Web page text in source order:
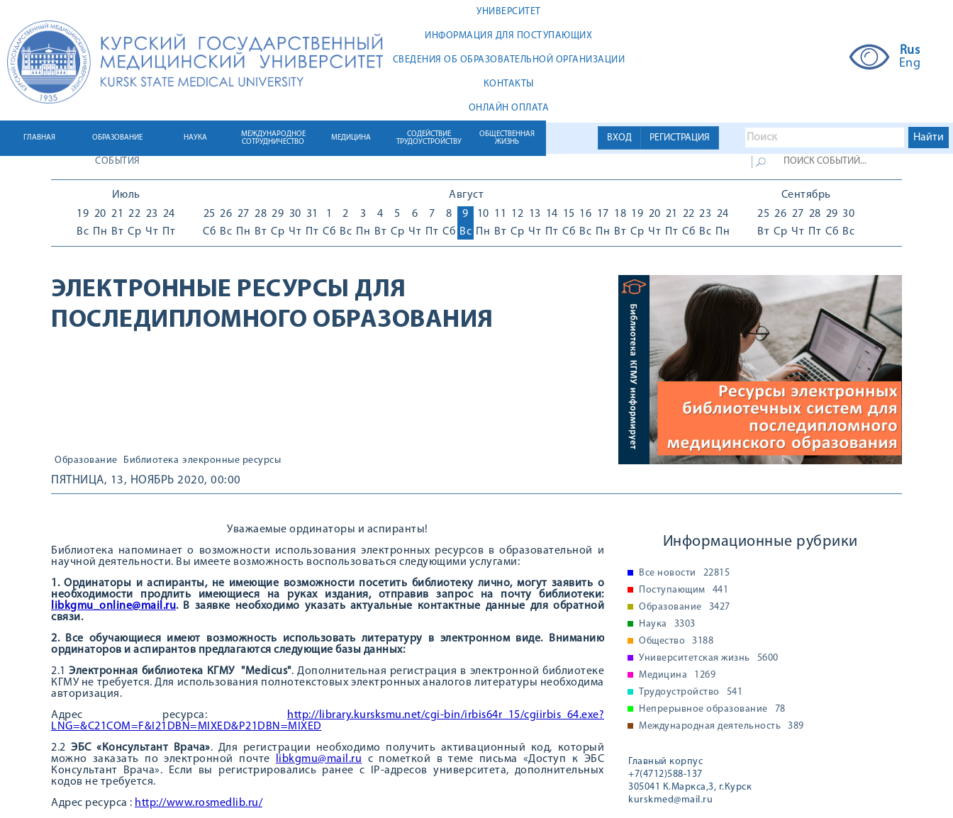
УНИВЕРСИТЕТ
ИНФОРМАЦИЯ ДЛЯ ПОСТУПАЮЩИХ
СВЕДЕНИЯ ОБ ОБРАЗОВАТЕЛЬНОЙ ОРГАНИЗАЦИИ
КОНТАКТЫ
ОНЛАЙН ОПЛАТА
Rus
Eng
ВХОД РЕГИСТРАЦИЯ
ГЛАВНАЯ ОБРАЗОВАНИЕ НАУКА
МЕЖДУНАРОДНОЕ
СОТРУДНИЧЕСТВО
МЕДИЦИНА
СОДЕЙСТВИЕ
ТРУДОУСТРОЙСТВУ
ОБЩЕСТВЕННАЯ
ЖИЗНЬ
СОБЫТИЯ
Июль
19
Вс
20
Пн
21
Вт
22
Ср
23
Чт
24
Пт
Август
25
Сб
26
Вс
27
Пн
28
Вт
29
Ср
30
Чт
31
Пт
1
Сб
2
Вс
3
Пн
4
Вт
5
Ср
6
Чт
7
Пт
8
Сб
9
Вс
10
Пн
11
Вт
12
Ср
13
Чт
14
Пт
15
Сб
16
Вс
17
Пн
18
Вт
19
Ср
20
Чт
21
Пт
22
Сб
23
Вс
24
Пн
Сентябрь
25
Вт
26
Ср
27
Чт
28
Пт
29
Сб
30
Вс
ЭЛЕКТРОННЫЕ РЕСУРСЫ ДЛЯ
ПОСЛЕДИПЛОМНОГО ОБРАЗОВАНИЯ
Образование Библиотека элекронные ресурсы
ПЯТНИЦА, 13, НОЯБРЬ 2020, 00:00
Уважаемые ординаторы и аспиранты!
Библиотека напоминает о возможности использования электронных ресурсов в образовательной и
научной деятельности. Вы имеете возможность воспользоваться следующими услугами:
1. Ординаторы и аспиранты, не имеющие возможности посетить библиотеку лично, могут заявить о
необходимости продлить имеющиеся на руках издания, отправив запрос на почту библиотеки:
libkgmu_online@mail.ru. В заявке необходимо указать актуальные контактные данные для обратной
связи.
2. Все обучающиеся имеют возможность использовать литературу в электронном виде. Вниманию
ординаторов и аспирантов предлагаются следующие базы данных:
2.1Электронная библиотека КГМУ "Medicus". Дополнительная регистрация в электронной библиотеке
КГМУ не требуется. Для использования полнотекстовых электронных аналогов литературы необходима
авторизация.
Адрес ресурса:
http://library.kursksmu.net/cgi-bin/irbis64r_15/cgiirbis_64.exe?
LNG=&C21COM=F&I21DBN=MIXED&P21DBN=MIXED
2.2ЭБС «Консультант Врача». Для регистрации необходимо получить активационный код, который
можно заказать по электронной почте
libkgmu@mail.ru с пометкой в теме письма «Доступ к ЭБС
Консультант Врача». Если вы регистрировались ранее с IP-адресов университета, дополнительных
кодов не требуется.
Адрес ресурса : http://www.rosmedlib.ru/
Информационные рубрики
Все новости
22815
Поступающим
441
Образование
3427
Наука
3303
Общество
3188
Университетская жизнь
5600
Медицина
1269
Трудоустройство
541
Непрерывное образование
78
Международная деятельность
389
Главный корпус
+7(4712)588-137
305041 К.Маркса,3, г.Курск
kurskmed@mail.ru